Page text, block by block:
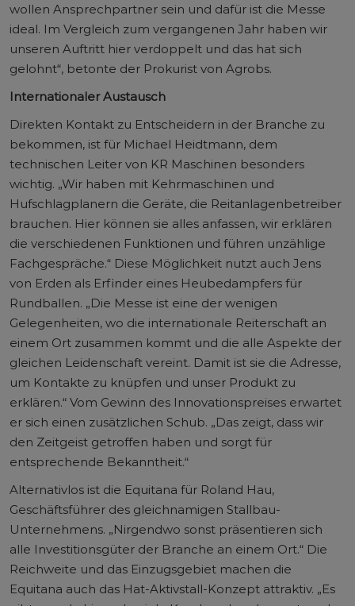
wollen Ansprechpartner sein und dafür ist die Messe
ideal. Im Vergleich zum vergangenen Jahr haben wir
unseren Auftritt hier verdoppelt und das hat sich
gelohnt“, betonte der Prokurist von Agrobs.
Internationaler Austausch
Direkten Kontakt zu Entscheidern in der Branche zu
bekommen, ist für Michael Heidtmann, dem
technischen Leiter von KR Maschinen besonders
wichtig. „Wir haben mit Kehrmaschinen und
Hufschlagplanern die Geräte, die Reitanlagenbetreiber
brauchen. Hier können sie alles anfassen, wir erklären
die verschiedenen Funktionen und führen unzählige
Fachgespräche.“ Diese Möglichkeit nutzt auch Jens
von Erden als Erfinder eines Heubedampfers für
Rundballen. „Die Messe ist eine der wenigen
Gelegenheiten, wo die internationale Reiterschaft an
einem Ort zusammen kommt und die alle Aspekte der
gleichen Leidenschaft vereint. Damit ist sie die Adresse,
um Kontakte zu knüpfen und unser Produkt zu
erklären.“ Vom Gewinn des Innovationspreises erwartet
er sich einen zusätzlichen Schub. „Das zeigt, dass wir
den Zeitgeist getroffen haben und sorgt für
entsprechende Bekanntheit.“
Alternativlos ist die Equitana für Roland Hau,
Geschäftsführer des gleichnamigen Stallbau-
Unternehmens. „Nirgendwo sonst präsentieren sich
alle Investitionsgüter der Branche an einem Ort.“ Die
Reichweite und das Einzugsgebiet machen die
Equitana auch das Hat-Aktivstall-Konzept attraktiv. „Es